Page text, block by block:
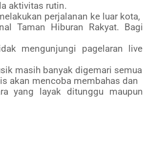
aktivitas rutin.
perjalanan ke luar kota,
Taman Hiburan Rakyat. Bagi
mengunjungi pagelaran live
masih banyak digemari semua
akan mencoba membahas dan
yang layak ditunggu maupun